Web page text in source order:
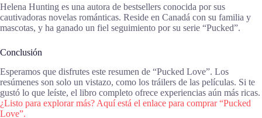
Helena Hunting es una autora de bestsellers conocida por sus
cautivadoras novelas románticas. Reside en Canadá con su familia y
mascotas, y ha ganado un fiel seguimiento por su serie “Pucked”.
Conclusión
Esperamos que disfrutes este resumen de “Pucked Love”. Los
resúmenes son solo un vistazo, como los tráilers de las películas. Si te
gustó lo que leíste, el libro completo ofrece experiencias aún más ricas.
¿Listo para explorar más? Aquí está el enlace para comprar “Pucked
Love”.